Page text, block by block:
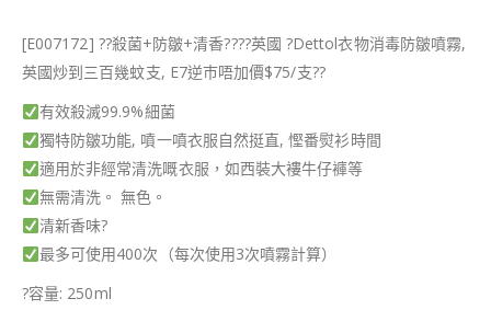
[E007172] ??殺菌+防皺+清香????英國 ?Dettol衣物消毒防皺噴霧,
英國炒到三百幾蚊支, E7逆巿唔加價$75/支??
有效殺滅99.9%細菌
獨特防皺功能, 噴一噴衣服自然挺直, 慳番熨衫時間
適用於非經常清洗嘅衣服，如西裝大褸牛仔褲等
無需清洗。 無色。
清新香味?
最多可使用400次（每次使用3次噴霧計算）
?容量: 250ml